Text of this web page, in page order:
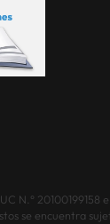
N.°
se encuentra